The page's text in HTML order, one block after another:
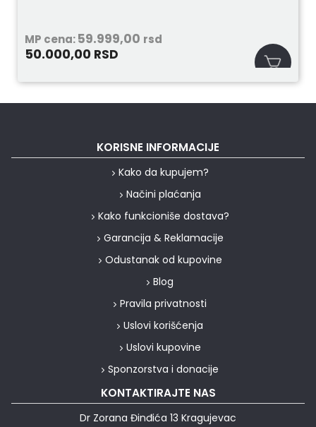
MP cena:59.999,00 rsd
50.000,00 RSD
KORISNE INFORMACIJE
Kako da kupujem?
Načini plaćanja
Kako funkcioniše dostava?
Garancija & Reklamacije
Odustanak od kupovine
Blog
Pravila privatnosti
Uslovi korišćenja
Uslovi kupovine
Sponzorstva i donacije
KONTAKTIRAJTE NAS
Dr Zorana Đinđića 13 Kragujevac